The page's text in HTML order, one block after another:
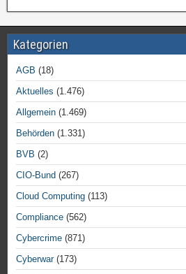
Kategorien
AGB (18)
Aktuelles (1.476)
Allgemein (1.469)
Behörden (1.331)
BVB (2)
CIO-Bund (267)
Cloud Computing (113)
Compliance (562)
Cybercrime (871)
Cyberwar(173)